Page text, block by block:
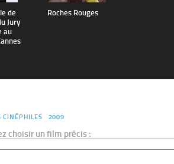
de
Jury
au
Roches Rouges
CINÉPHILES 2009
choisir un film précis :